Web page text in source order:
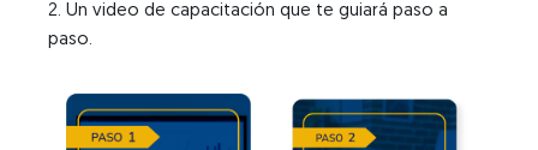
2. Un video de capacitación que te guiará paso a
paso.